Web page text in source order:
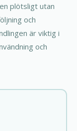
plötsligt utan
och
är viktig i
och